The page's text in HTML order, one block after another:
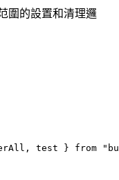
圍的設置和清理邏
test } from